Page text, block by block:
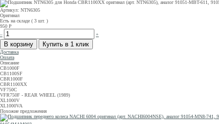
Артикул: NTN6305
Оригинал
Есть на складе ( 3 шт. )
950 Р
–
+
Доставка
Оплата
Описание
CB1000F
CB1100SF
CBR1000F
CBR1100XX
VF750C
VFR750F - REAR WHEEL (1989)
XL1000V
XL1000VA
Похожие предложения